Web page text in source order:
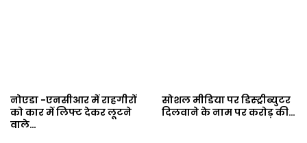
नोएडा -एनसीआर में राहगीरों
को कार में लिफ्ट देकर लूटने
वाले…
सोशल मीडिया पर डिस्ट्रीब्युटर
दिलवाने के नाम पर करोड़ की…